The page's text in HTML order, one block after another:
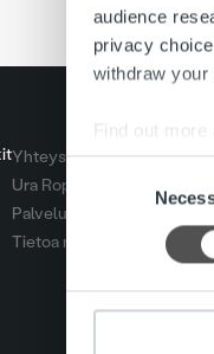
audience
privacy
withdraw
Find out
We use
information
other
Yhteystiedot
Ura Ropolla
Palvelut
Tietoa meistä